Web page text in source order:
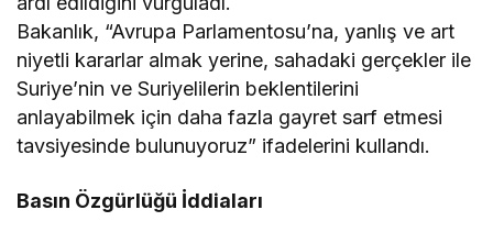
Bakanlık, “Avrupa Parlamentosu’na, yanlış ve art
niyetli kararlar almak yerine, sahadaki gerçekler ile
Suriye’nin ve Suriyelilerin beklentilerini
anlayabilmek için daha fazla gayret sarf etmesi
tavsiyesinde bulunuyoruz” ifadelerini kullandı.
Basın Özgürlüğü İddiaları